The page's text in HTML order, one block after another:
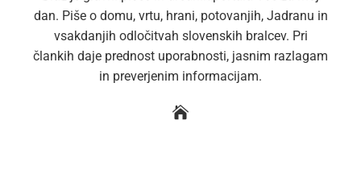
dan. Piše o domu, vrtu, hrani, potovanjih, Jadranu in
vsakdanjih odločitvah slovenskih bralcev. Pri
člankih daje prednost uporabnosti, jasnim razlagam
in preverjenim informacijam.